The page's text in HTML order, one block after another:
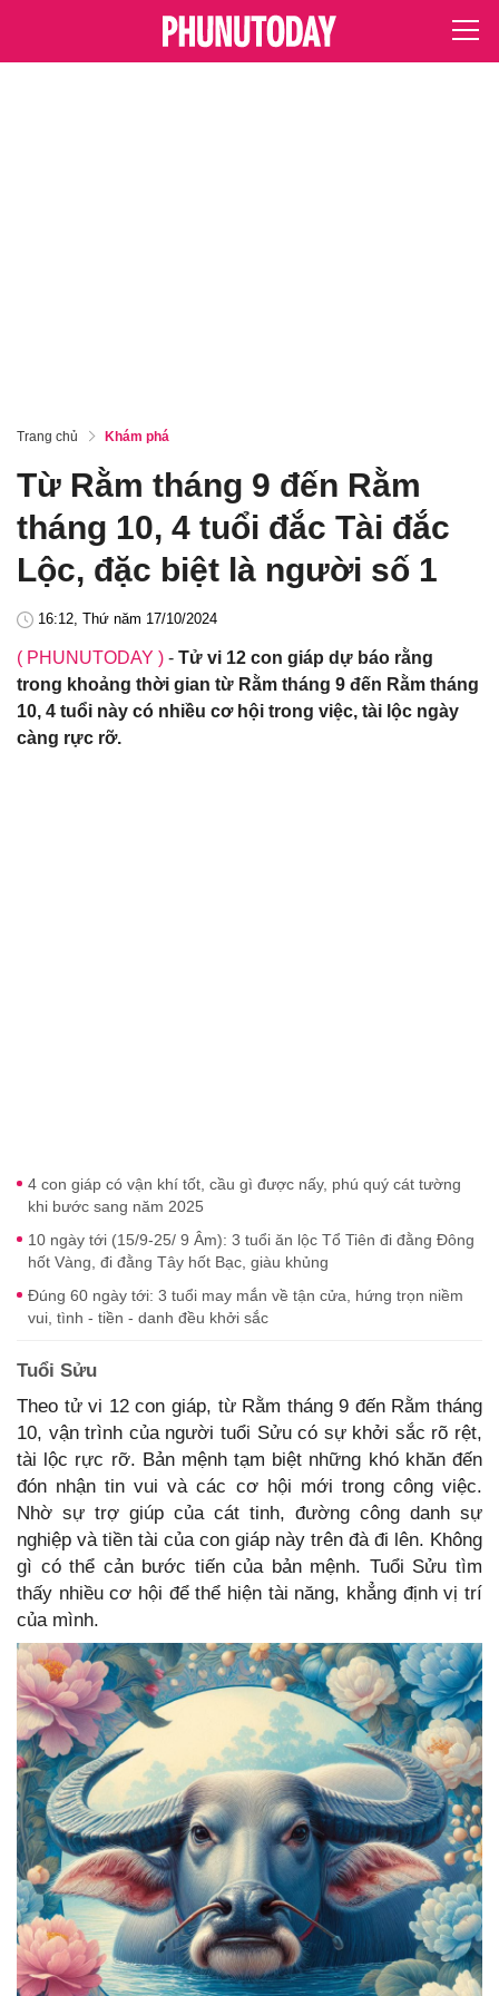
Trang chủ Khám phá
Từ Rằm tháng 9 đến Rằm
tháng 10, 4 tuổi đắc Tài đắc
Lộc, đặc biệt là người số 1
16:12, Thứ năm 17/10/2024
( PHUNUTODAY ) - Tử vi 12 con giáp dự báo rằng
trong khoảng thời gian từ Rằm tháng 9 đến Rằm tháng
10, 4 tuổi này có nhiều cơ hội trong việc, tài lộc ngày
càng rực rỡ.
4 con giáp có vận khí tốt, cầu gì được nấy, phú quý cát tường
khi bước sang năm 2025
10 ngày tới (15/9-25/ 9 Âm): 3 tuổi ăn lộc Tổ Tiên đi đằng Đông
hốt Vàng, đi đằng Tây hốt Bạc, giàu khủng
Đúng 60 ngày tới: 3 tuổi may mắn về tận cửa, hứng trọn niềm
vui, tình - tiền - danh đều khởi sắc
Tuổi Sửu
Theo tử vi 12 con giáp, từ Rằm tháng 9 đến Rằm tháng
10, vận trình của người tuổi Sửu có sự khởi sắc rõ rệt,
tài lộc rực rỡ. Bản mệnh tạm biệt những khó khăn đến
đón nhận tin vui và các cơ hội mới trong công việc.
Nhờ sự trợ giúp của cát tinh, đường công danh sự
nghiệp và tiền tài của con giáp này trên đà đi lên. Không
gì có thể cản bước tiến của bản mệnh. Tuổi Sửu tìm
thấy nhiều cơ hội để thể hiện tài năng, khẳng định vị trí
của mình.